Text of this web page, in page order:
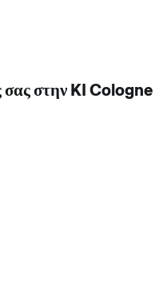
σας στην KI Cologne